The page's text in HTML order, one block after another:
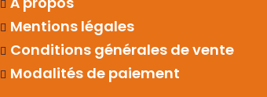
Mentions légales
Conditions générales de vente
Modalités de paiement